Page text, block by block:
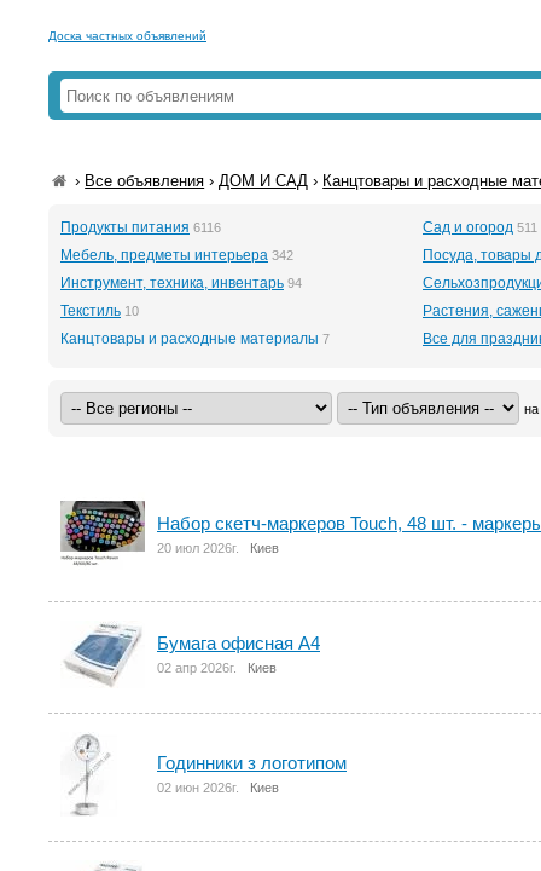
Доска частных объявлений
› Все объявления ›ДОМ И САД › Канцтовары и расходные
Продукты питания 6116 Сад и огород 511
Мебель, предметы интерьера 342
Посуда, товары
Инструмент, техника, инвентарь 94
Текстиль 10
Растения,
Канцтовары и расходные материалы 7 Все для
на
Набор скетч-маркеров Touch, 48 шт. -
20 июл 2026г. Киев
Бумага офисная А4
02 апр 2026г. Киев
Годинники з логотипом
02 июн 2026г. Киев